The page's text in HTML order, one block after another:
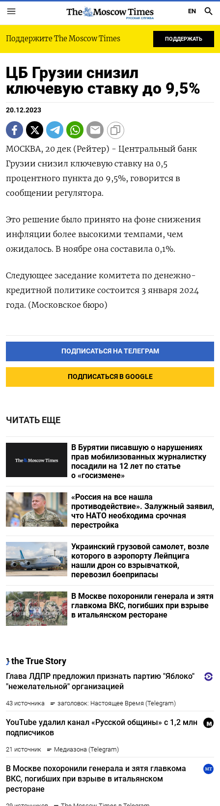
РУССКАЯ СЛУЖБА
EN
Поддержите The Moscow Times ПОДДЕРЖАТЬ
ЦБ Грузии снизил
ключевую ставку до 9,5%
20.12.2023
МОСКВА, 20 дек (Рейтер) - Центральный банк
Грузии снизил ключевую ставку на 0,5
процентного пункта до 9,5%, говорится в
сообщении регулятора.
Это решение было принято на фоне снижения
инфляции более высокими темпами, чем
ожидалось. В ноябре она составила 0,1%.
Следующее заседание комитета по денежно-
кредитной политике состоится 3 января 2024
года. (Московское бюро)
ПОДПИСАТЬСЯ НА ТЕЛЕГРАМ
ПОДПИСАТЬСЯ В GOOGLE
ЧИТАТЬ ЕЩЕ
В Бурятии писавшую о нарушениях
прав мобилизованных журналистку
посадили на 12 лет по статье
о «госизмене»
«Россия на все нашла
противодействие». Залужный заявил,
что НАТО необходима срочная
перестройка
Украинский грузовой самолет, возле
которого в аэропорту Лейпцига
нашли дрон со взрывчаткой,
перевозил боеприпасы
В Москве похоронили генерала и зятя
главкома ВКС, погибших при взрыве
в итальянском ресторане